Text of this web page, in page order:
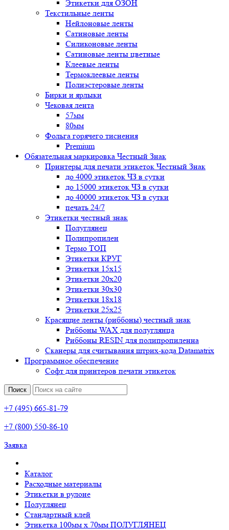
Этикетки для ОЗОН
Текстильные ленты
Нейлоновые ленты
Сатиновые ленты
Силиконовые ленты
Сатиновые ленты цветные
Клеевые ленты
Термоклеевые ленты
Полиэстеровые ленты
Бирки и ярлыки
Чековая лента
57мм
80мм
Фольга горячего тиснения
Premium
Обязательная маркировка Честный Знак
Принтеры для печати этикеток Честный Знак
до 4000 этикеток ЧЗ в сутки
до 15000 этикеток ЧЗ в сутки
до 40000 этикеток ЧЗ в сутки
печать 24/7
Этикетки честный знак
Полуглянец
Полипропилен
Термо ТОП
Этикетки КРУГ
Этикетки 15х15
Этикетки 20х20
Этикетки 30х30
Этикетки 18х18
Этикетки 25х25
Красящие ленты (риббоны) честный знак
Риббоны WAX для полуглянца
Риббоны RESIN для полипропиленна
Сканеры для считывания штрих-кода Datamatrix
Программное обеспечение
Софт для принтеров печати этикеток
Поиск
+7 (495) 665-81-79
+7 (800) 550-86-10
Заявка
Каталог
Расходные материалы
Этикетки в рулоне
Полуглянец
Стандартный клей
Этикетка 100мм х 70мм ПОЛУГЛЯНЕЦ